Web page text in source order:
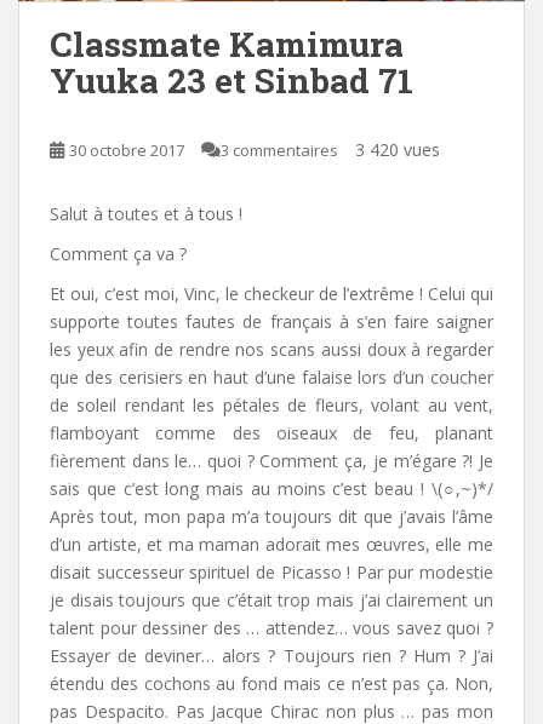
Classmate Kamimura
Yuuka 23 et Sinbad 71
30 octobre 2017 3 commentaires 3 420 vues
Salut à toutes et à tous !
Comment ça va ?
Et oui, c’est moi, Vinc, le checkeur de l’extrême ! Celui qui
supporte toutes fautes de français à s’en faire saigner
les yeux afin de rendre nos scans aussi doux à regarder
que des cerisiers en haut d’une falaise lors d’un coucher
de soleil rendant les pétales de fleurs, volant au vent,
flamboyant comme des oiseaux de feu, planant
fièrement dans le… quoi ? Comment ça, je m’égare ?! Je
sais que c’est long mais au moins c’est beau ! \(○,~)*/
Après tout, mon papa m’a toujours dit que j’avais l’âme
d’un artiste, et ma maman adorait mes œuvres, elle me
disait successeur spirituel de Picasso ! Par pur modestie
je disais toujours que c’était trop mais j’ai clairement un
talent pour dessiner des … attendez… vous savez quoi ?
Essayer de deviner… alors ? Toujours rien ? Hum ? J’ai
étendu des cochons au fond mais ce n’est pas ça. Non,
pas Despacito. Pas Jacque Chirac non plus … pas mon